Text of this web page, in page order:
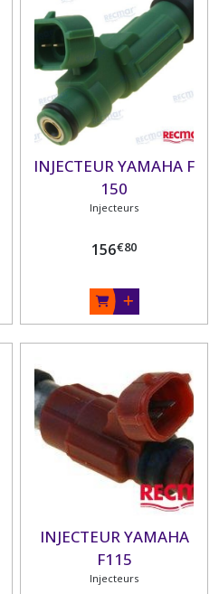
INJECTEUR YAMAHA F
150
Injecteurs
156€80
INJECTEUR YAMAHA
F115
Injecteurs